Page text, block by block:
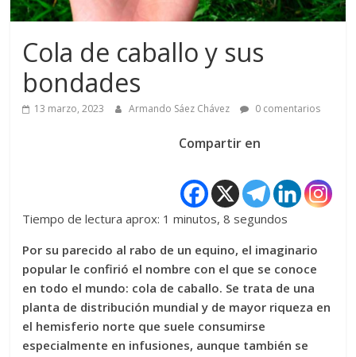
Cola de caballo y sus
bondades
13 marzo, 2023 Armando Sáez Chávez 0 comentarios
Compartir en
Tiempo de lectura aprox: 1 minutos, 8 segundos
Por su parecido al rabo de un equino, el imaginario
popular le confirió el nombre con el que se conoce
en todo el mundo: cola de caballo. Se trata de una
planta de distribución mundial y de mayor riqueza en
el hemisferio norte que suele consumirse
especialmente en infusiones, aunque también se